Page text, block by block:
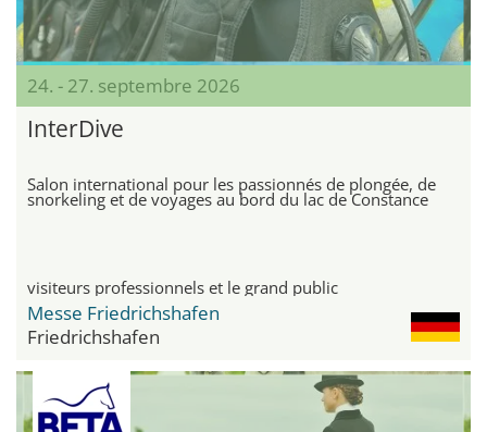
24. - 27. septembre 2026
InterDive
Salon international pour les passionnés de plongée, de
snorkeling et de voyages au bord du lac de Constance
visiteurs professionnels et le grand public
Messe Friedrichshafen
Friedrichshafen